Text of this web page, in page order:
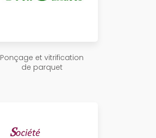
Ponçage et vitrification
de parquet